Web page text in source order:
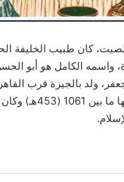
كان طبيب الخليفة
واسمه الكامل هو أبو
وعاش فيها وتوفي